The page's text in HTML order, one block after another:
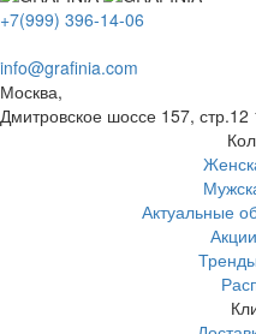
+7(999) 396-14-06
info@grafinia.com
Москва,
Дмитровское шоссе 157, стр.12
Актуальные